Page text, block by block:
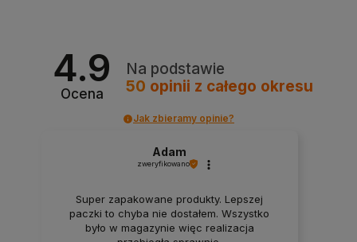
4.9
Ocena
Na podstawie
50 opinii z całego okresu
Jak zbieramy opinie?
Adam
zweryfikowano
Super zapakowane produkty. Lepszej
paczki to chyba nie dostałem. Wszystko
było w magazynie więc realizacja